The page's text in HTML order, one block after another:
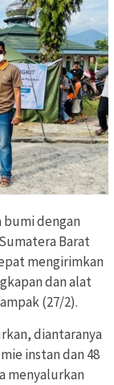
bumi dengan
Barat
mengirimkan
dan alat
(27/2).
diantaranya
instan dan 48
menyalurkan